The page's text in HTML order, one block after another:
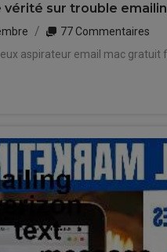
vérité sur trouble
77 Commentaires
aspirateur email mac gratuit